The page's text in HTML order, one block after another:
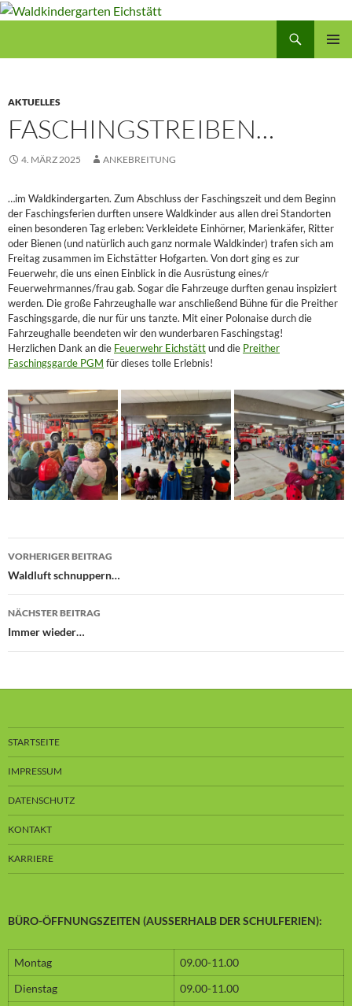
Zum
AKTUELLES
FASCHINGSTREIBEN…
4. MÄRZ 2025 ANKEBREITUNG
…im Waldkindergarten. Zum Abschluss der Faschingszeit und dem Beginn
der Faschingsferien durften unsere Waldkinder aus allen drei Standorten
einen besonderen Tag erleben: Verkleidete Einhörner, Marienkäfer, Ritter
oder Bienen (und natürlich auch ganz normale Waldkinder) trafen sich am
Freitag zusammen im Eichstätter Hofgarten. Von dort ging es zur
Feuerwehr, die uns einen Einblick in die Ausrüstung eines/r
Feuerwehrmannes/frau gab. Sogar die Fahrzeuge durften genau inspiziert
werden. Die große Fahrzeughalle war anschließend Bühne für die Preither
Faschingsgarde, die nur für uns tanzte. Mit einer Polonaise durch die
Fahrzeughalle beendeten wir den wunderbaren Faschingstag!
Herzlichen Dank an die Feuerwehr Eichstättund die Preither
Faschingsgarde PGM für dieses tolle Erlebnis!
Beitragsnavigation
VORHERIGER BEITRAG
Waldluft schnuppern…
NÄCHSTER BEITRAG
Immer wieder…
STARTSEITE
IMPRESSUM
DATENSCHUTZ
KONTAKT
KARRIERE
BÜRO-ÖFFNUNGSZEITEN (AUSSERHALB DER SCHULFERIEN):
Montag
09.00-11.00
Dienstag
09.00-11.00